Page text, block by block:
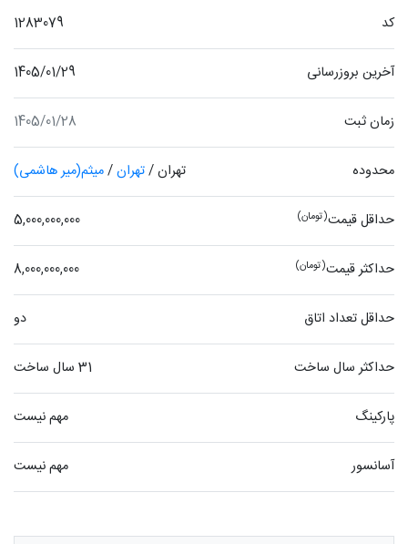
کد 1283079
آخرین بروزرسانی 1405/01/29
زمان ثبت 1405/01/28
محدوده تهران/تهران/میثم(میر هاشمی)
حداقل قیمت 5,000,000,000 (تومان)
حداکثر قیمت 8,000,000,000 (تومان)
حداقل تعداد اتاق دو
حداکثر سال ساخت 31 سال ساخت
پارکینگ مهم نیست
آسانسور مهم نیست